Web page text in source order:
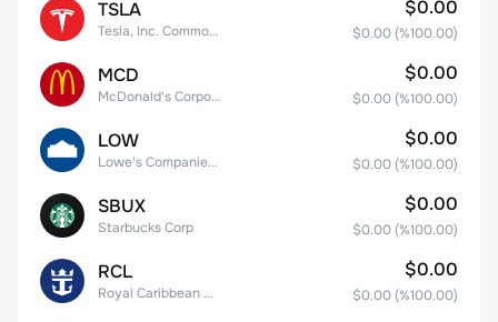
TSLA
Tesla, Inc. Common Stock
$0.00
$0.00 (%100.00)
MCD
McDonald's Corporation
$0.00
$0.00 (%100.00)
LOW
Lowe's Companies Inc.
$0.00
$0.00 (%100.00)
SBUX
Starbucks Corp
$0.00
$0.00 (%100.00)
RCL
Royal Caribbean Group
$0.00
$0.00 (%100.00)